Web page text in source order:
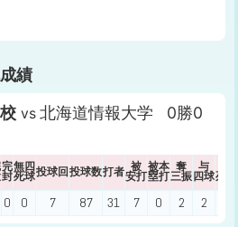
績
vs 北海道情報大学 0勝0
完
封
無四
死球投球回 投球数打者 被
安打
被本
塁打
奪
三振
与
四球死球
0 0 7 87 31 7 0 2 2